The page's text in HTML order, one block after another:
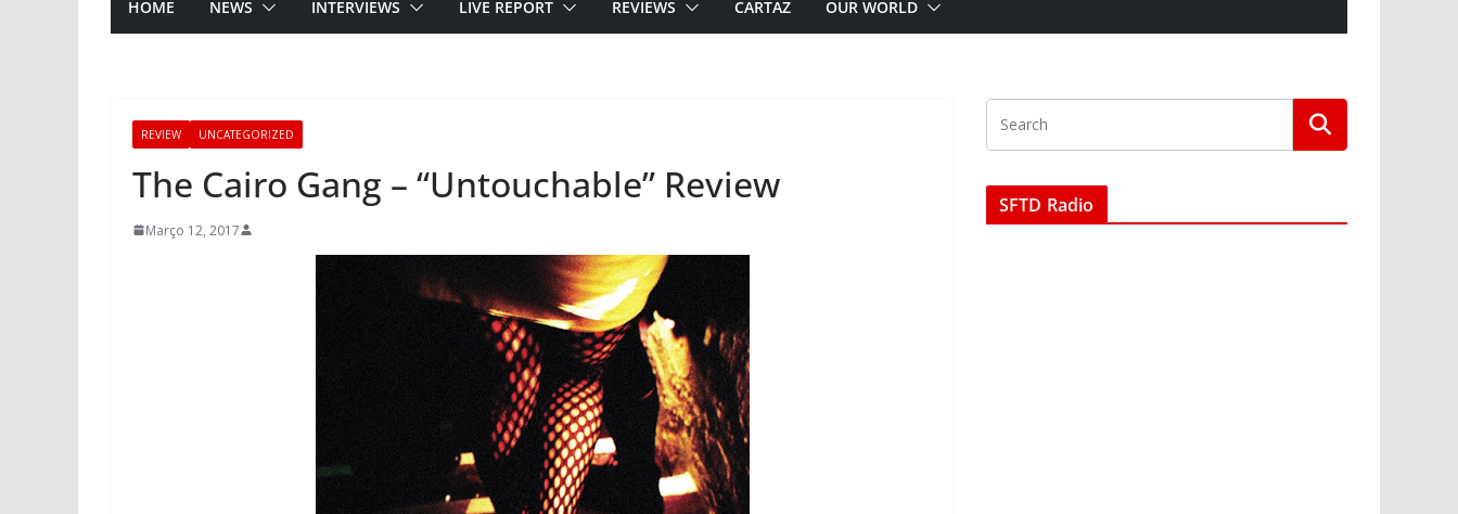
HOME NEWS INTERVIEWS LIVE REPORT REVIEWS CARTAZ OUR WORLD
REVIEW UNCATEGORIZED
The Cairo Gang – “Untouchable” Review
Março 12, 2017
SFTD Radio